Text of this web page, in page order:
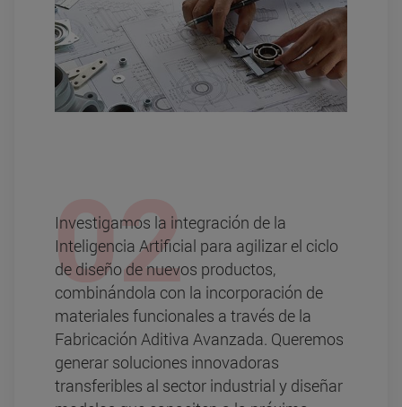
Investigamos la integración de la
Inteligencia Artificial para agilizar el ciclo
de diseño de nuevos productos,
combinándola con la incorporación de
materiales funcionales a través de la
Fabricación Aditiva Avanzada. Queremos
generar soluciones innovadoras
transferibles al sector industrial y diseñar